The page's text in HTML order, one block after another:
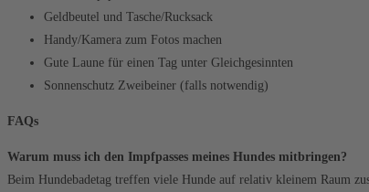
Geldbeutel und Tasche/Rucksack
Handy/Kamera zum Fotos machen
Gute Laune für einen Tag unter Gleichgesinnten
Sonnenschutz Zweibeiner (falls notwendig)
FAQs
Warum muss ich den Impfpasses meines Hundes mitbringen?
Beim Hundebadetag treffen viele Hunde auf relativ kleinem Raum